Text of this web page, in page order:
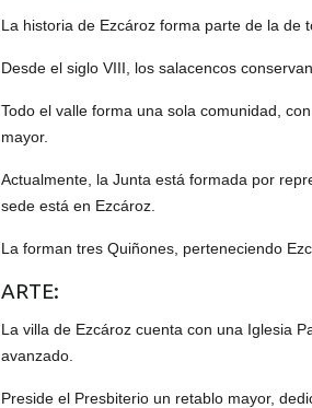
La historia de Ezcároz forma parte de la de
Desde el siglo VIII, los salacencos
Todo el valle forma una sola comunidad,
mayor.
Actualmente, la Junta está formada por
sede está en Ezcároz.
La forman tres Quiñones, perteneciendo
ARTE:
La villa de Ezcároz cuenta con una Iglesia
avanzado.
Preside el Presbiterio un retablo mayor,